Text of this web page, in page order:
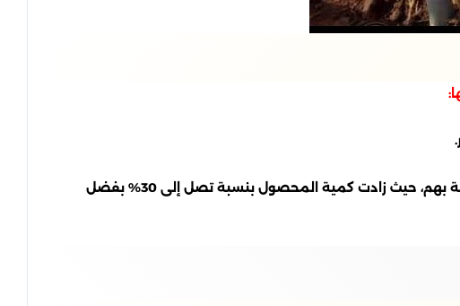
على سبيل المثال، شهد أحد المزارعين الذين استخدموا نظام الري بالتنقيط تحسناً كبيراً في محاصيل الطماطم الخاصة بهم، حيث زادت كمية المحصول بنسبة تصل إلى 30% بفضل